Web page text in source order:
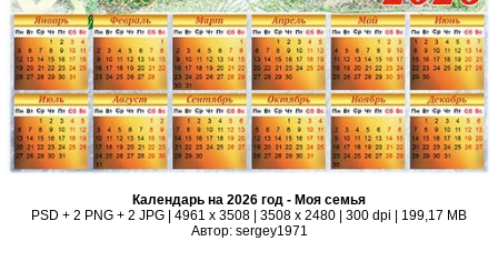
Календарь на 2026 год - Моя семья
PSD + 2 PNG + 2 JPG | 4961 x 3508 | 3508 x 2480 | 300 dpi | 199,17 MB
Автор: sergey1971